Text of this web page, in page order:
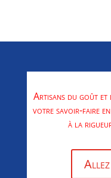
Artisans du goût et
votre savoir-faire
à la
Allez